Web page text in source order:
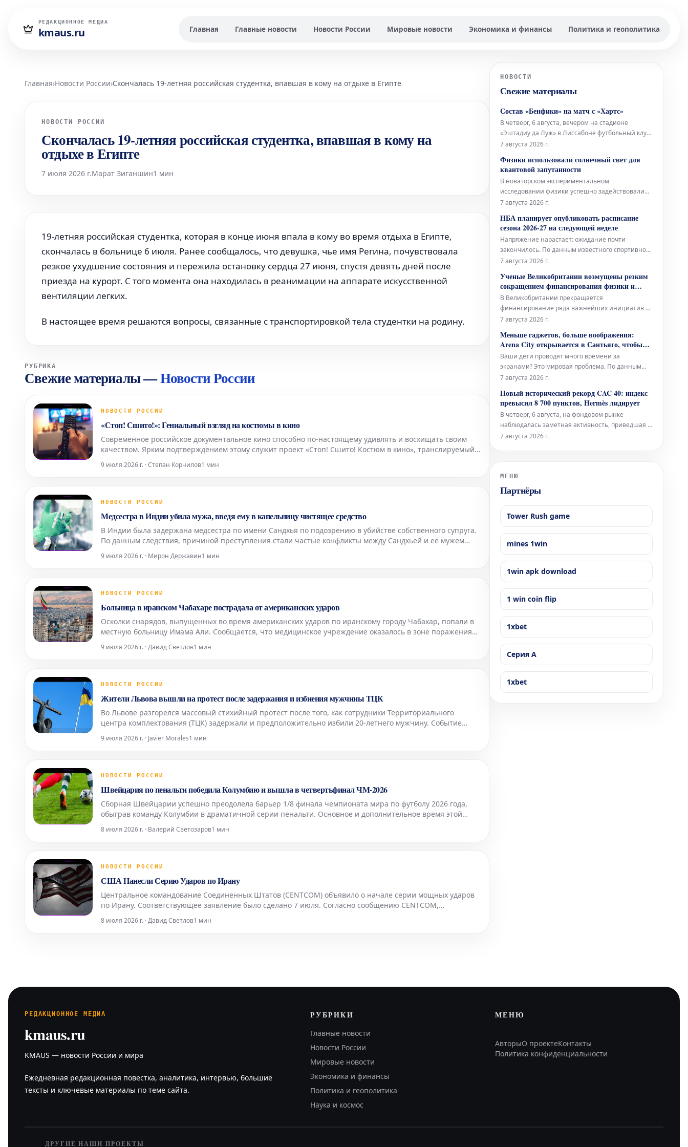
РЕДАКЦИОННОЕ МЕДИА
kmaus.ru Главная Главные новости Новости России Мировые новости Экономика и финансы Политика и геополитика
Главная›Новости России›Скончалась 19-летняя российская студентка, впавшая в кому на отдыхе в Египте
НОВОСТИ РОССИИ
Скончалась 19-летняя российская студентка, впавшая в кому на
отдыхе в Египте
7 июля 2026 г.Марат Зиганшин1 мин
19-летняя российская студентка, которая в конце июня впала в кому во время отдыха в Египте,
скончалась в больнице 6 июля. Ранее сообщалось, что девушка, чье имя Регина, почувствовала
резкое ухудшение состояния и пережила остановку сердца 27 июня, спустя девять дней после
приезда на курорт. С того момента она находилась в реанимации на аппарате искусственной
вентиляции легких.
В настоящее время решаются вопросы, связанные с транспортировкой тела студентки на родину.
РУБРИКА
Свежие материалы—Новости России
НОВОСТИ РОССИИ
«Стоп! Сшито!»: Гениальный взгляд на костюмы в кино
Современное российское документальное кино способно по-настоящему удивлять и восхищать своим
качеством. Ярким подтверждением этому служит проект «Стоп! Сшито! Костюм в кино», транслируемый
абсолютны
9 июля 2026 г. · Степан Корнилов1 мин
НОВОСТИ РОССИИ
Медсестра в Индии убила мужа, введя ему в капельницу чистящее средство
В Индии была задержана медсестра по имени Сандхья по подозрению в убийстве собственного супруга.
По данным следствия, причиной преступления стали частые конфликты между Сандхьей и её мужем
изначально
9 июля 2026 г. · Мирон Державин1 мин
НОВОСТИ РОССИИ
Больница в иранском Чабахаре пострадала от американских ударов
Осколки снарядов, выпущенных во время американских ударов по иранскому городу Чабахар, попали в
местную больницу Имама Али. Сообщается, что медицинское учреждение оказалось в зоне поражения
сообщения
9 июля 2026 г. · Давид Светлов1 мин
НОВОСТИ РОССИИ
Жители Львова вышли на протест после задержания и избиения мужчины ТЦК
Во Львове разгорелся массовый стихийный протест после того, как сотрудники Территориального
центра комплектования (ТЦК) задержали и предположительно избили 20-летнего мужчину. Событие
спровоцировало значительное возмущение среди горожан. Акция началась днем и к ночи переросла в
многочисленн
9 июля 2026 г. · Javier Morales1 мин
НОВОСТИ РОССИИ
Швейцария по пенальти победила Колумбию и вышла в четвертьфинал ЧМ-2026
Сборная Швейцарии успешно преодолела барьер 1/8 финала чемпионата мира по футболу 2026 года,
обыграв команду Колумбии в драматичной серии пенальти. Основное и дополнительное время этой
напряженной встречи не принесли забитых мячей, завершившись нулевой ничьей. Исход матча
определился в посл
8 июля 2026 г. · Валерий Светозаров1 мин
НОВОСТИ РОССИИ
США Нанесли Серию Ударов по Ирану
Центральное командование Соединенных Штатов (CENTCOM) объявило о начале серии мощных ударов
по Ирану. Соответствующее заявление было сделано 7 июля. Согласно сообщению CENTCOM,
Комментируя текущую
8 июля 2026 г. · Давид Светлов1 мин
НОВОСТИ
Свежие материалы
Состав «Бенфики» на матч с «Хартс»
В четверг, 6 августа, вечером на стадионе
«Эштадиу да Луж» в Лиссабоне футбольный клуб
«Бенфика» примет шотландский «Хартс» в рамках
раунда Лиги Европы. Стартовый состав
«Бенфики» Вратарь: Самуэл Соареш Защитники:
Александер Ба
7 августа 2026 г.
Физики использовали солнечный свет для
квантовой запутанности
В новаторском экспериментальном
исследовании физики успешно задействовали
концентрированное солнечное излучение для
достижение является важным шагом на пути к
разработке устойчивых квантовых технологий,
работающих на основе возобновляемых
источников эн
7 августа 2026 г.
НБА планирует опубликовать расписание
сезона 2026-27 на следующей неделе
Напряжение нарастает: ожидание почти
закончилось. По данным известного спортивного
журналиста Марка Стейна из The Stein Line,
намерена опубликовать полное расписание
регулярного сезона 2026-27 где-то на следующей
неделе. Это не является неожид
7 августа 2026 г.
Ученые Великобритании возмущены резким
сокращением финансирования физики и
астрономии
В Великобритании прекращается
финансирование ряда важнейших инициатив в
области физики и астрономии. Это затронет
также дальнейшую эксплуатацию легендарного
телескопа Ловелла – всемирно признанного
инструмента.
7 августа 2026 г.
Меньше гаджетов, больше воображения:
Arena City открывается в Сантьяго, чтобы
стимулировать свободную игру вдали от
экранов
Ваши дети проводят много времени за
экранами? Это мировая проблема. По данным
экспертов, около 65% детей до 12 лет ежедневно
значительно превышает рекомендованный
предел в 1-2 часа. В поисках способов отвлечь,
особенно детей, от цифрового мира,
7 августа 2026 г.
Новый исторический рекорд CAC 40: индекс
превысил 8 700 пунктов, Hermès лидирует
В четверг, 6 августа, на фондовом рынке
наблюдалась заметная активность, приведшая к
новым достижениям. Французский биржевой
особенно отличился люксовый бренд Hermè
7 августа 2026 г.
МЕНЮ
Партнёры
Tower Rush game
mines 1win
1win apk download
1 win coin flip
1xbet
Серия А
1xbet
РЕДАКЦИОННОЕ МЕДИА
kmaus.ru
KMAUS — новости России и мира
Ежедневная редакционная повестка, аналитика, интервью, большие
тексты и ключевые материалы по теме сайта.
РУБРИКИ
Главные новости
Новости России
Мировые новости
Экономика и финансы
Политика и геополитика
Наука и космос
МЕНЮ
АвторыО проектеКонтакты
Политика конфиденциальности
ДРУГИЕ НАШИ ПРОЕКТЫ